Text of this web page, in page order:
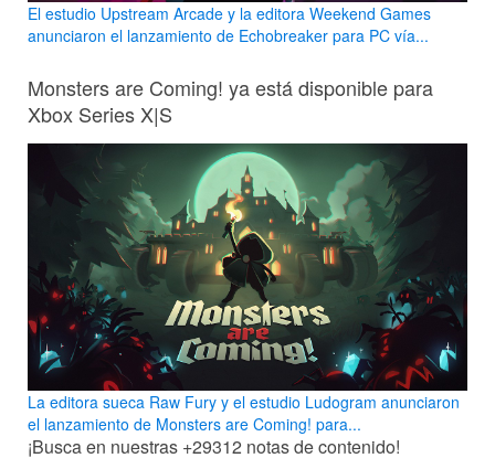
El estudio Upstream Arcade y la editora Weekend Games
anunciaron el lanzamiento de Echobreaker para PC vía...
Monsters are Coming! ya está disponible para
Xbox Series X|S
La editora sueca Raw Fury y el estudio Ludogram anunciaron
el lanzamiento de Monsters are Coming! para...
¡Busca en nuestras +29312 notas de contenido!